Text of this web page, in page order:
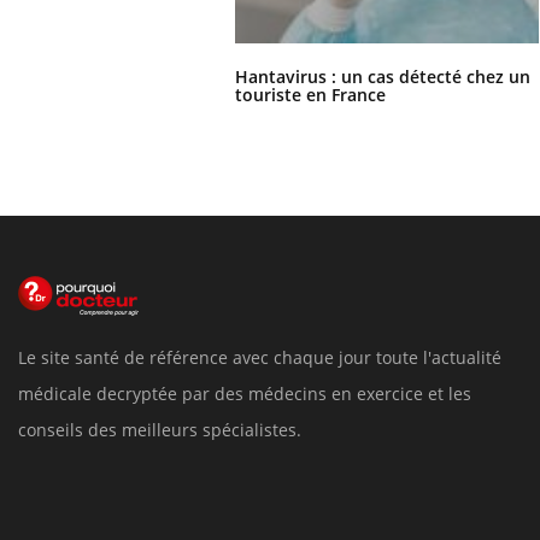
Hantavirus : un cas détecté chez un
touriste en France
Le site santé de référence avec chaque jour toute l'actualité
médicale decryptée par des médecins en exercice et les
conseils des meilleurs spécialistes.